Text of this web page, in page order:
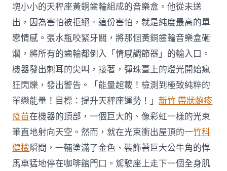
塊小小的天秤座黃銅齒輪組成的音樂盒。他從未送
出，因為害怕被拒絕。這份害怕，就是純度最高的單
戀情感。張水瓶咬緊牙關，將那個黃銅齒輪音樂盒砸
爛，將所有的齒輪都倒入「情感調節器」的輸入口。
機器發出刺耳的尖叫，接著，彈珠臺上的燈光開始瘋
狂閃爍，發出警告。「能量超載！檢測到極致純粹的
單戀能量！目標：提升天秤座運勢！」新竹 帶狀皰疹
疫苗在機器的頂部，一個巨大的、像彩虹一樣的光束
筆直地射向天空。然而，就在光束衝出屋頂的一竹科
健檢瞬間，一輛塗滿了金色、裝飾著巨大公牛角的悍
馬車猛地停在咖啡館門口。駕駛座上走下一個全身肌